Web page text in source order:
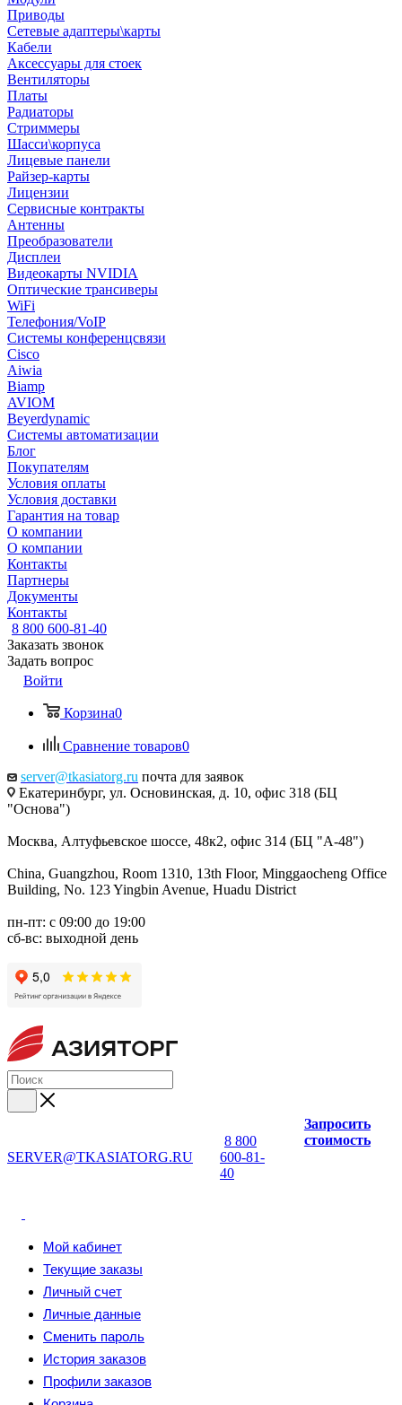
Приводы
Сетевые адаптеры\карты
Кабели
Аксессуары для стоек
Вентиляторы
Платы
Радиаторы
Стриммеры
Шасси\корпуса
Лицевые панели
Райзер-карты
Лицензии
Сервисные контракты
Антенны
Преобразователи
Дисплеи
Видеокарты NVIDIA
Оптические трансиверы
WiFi
Телефония/VoIP
Системы конференцсвязи
Cisco
Aiwia
Biamp
AVIOM
Beyerdynamic
Системы автоматизации
Блог
Покупателям
Условия оплаты
Условия доставки
Гарантия на товар
О компании
О компании
Контакты
Партнеры
Документы
Контакты
8 800 600-81-40
Заказать звонок
Задать вопрос
Войти
Корзина0
Сравнение товаров0
server@tkasiatorg.ru почта для заявок
Екатеринбург, ул. Основинская, д. 10, офис 318 (БЦ
"Основа")
Москва, Алтуфьевское шоссе, 48к2, офис 314 (БЦ "А-48")
China, Guangzhou, Room 1310, 13th Floor, Minggaocheng Office
Building, No. 123 Yingbin Avenue, Huadu District
пн-пт: с 09:00 до 19:00
сб-вс: выходной день
SERVER@TKASIATORG.RU
8 800
600-81-
40
Запросить
стоимость
Мой кабинет
Текущие заказы
Личный счет
Личные данные
Сменить пароль
История заказов
Профили заказов